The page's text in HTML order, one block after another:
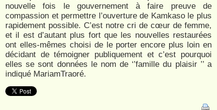
nouvelle fois le gouvernement à faire preuve de
compassion et permettre l’ouverture de Kamkaso le plus
rapidement possible. C’est notre cri de cœur de femme,
et il est d’autant plus fort que les nouvelles restaurées
ont elles-mêmes choisi de le porter encore plus loin en
décidant de témoigner publiquement et c’est pourquoi
elles se sont données le nom de ‘’famille du plaisir ’’ a
indiqué MariamTraoré.